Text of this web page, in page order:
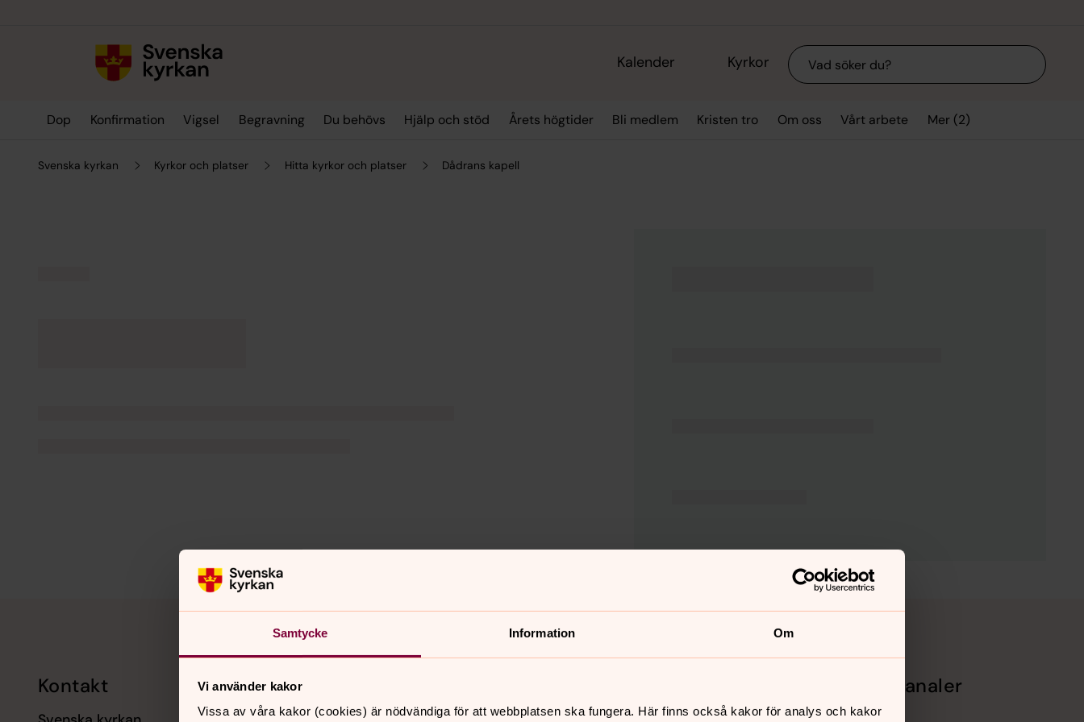
Samtycke Information Om
Vi använder kakor
Vissa av våra kakor (cookies) är nödvändiga för att webbplatsen ska fungera. Här finns också kakor för analys och kakor
Kalender Kyrkor Sök
Dop Konfirmation Vigsel Begravning Du behövs Hjälp och stöd Årets högtider Bli medlem Kristen tro Om oss Vårt arbete Mer (2)
Svenska kyrkan Kyrkor och platser Hitta kyrkor och platser Dådrans kapell
Kontakt Kalender Sociala kanaler